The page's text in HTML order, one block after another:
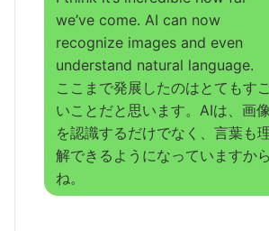
we’ve come. AI can now
recognize images and even
understand natural language.
ここまで発展したのはとてもす
いことだと思います。AIは、画像
を認識するだけでなく、言葉も
解できるようになっていますから
ね。